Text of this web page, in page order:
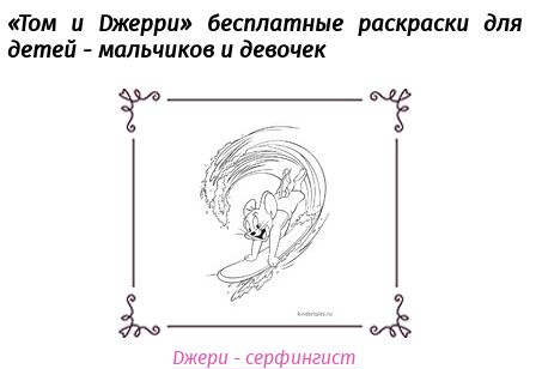
«‎Том и Джерри» бесплатные раскраски для
детей - мальчиков и девочек
Джери - серфингист